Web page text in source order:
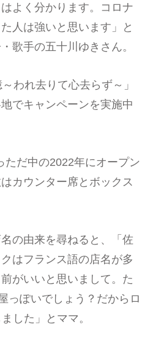
よく分かります。コロナ
人は強いと思います」と
歌手の五十川ゆきさん。
われ去りて心去らず～」
でキャンペーンを実施中
ただ中の2022年にオープン
カウンター席とボックス
の由来を尋ねると、「佐
はフランス語の店名が多
がいいと思いまして。た
っぽいでしょう？だからロ
した」とママ。